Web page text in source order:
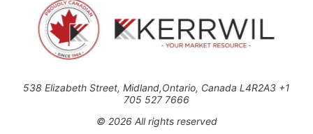
538 Elizabeth Street, Midland,Ontario, Canada L4R2A3 +1
705 527 7666
© 2026 All rights reserved